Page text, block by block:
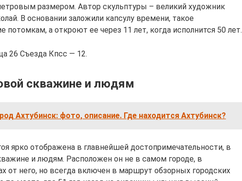
размером. Автор скульптуры – великий художник
В основании заложили капсулу времени, такое
потомкам, а откроют ее через 11 лет, когда исполнится 50 лет.
26 Съезда Кпсс — 12.
скважине и людям
Ахтубинск: фото, описание. Где находится Ахтубинск?
ярко отображена в главнейшей достопримечательности, в
и людям. Расположен он не в самом городе, в
от него, но всегда включен в маршрут обзорных городских